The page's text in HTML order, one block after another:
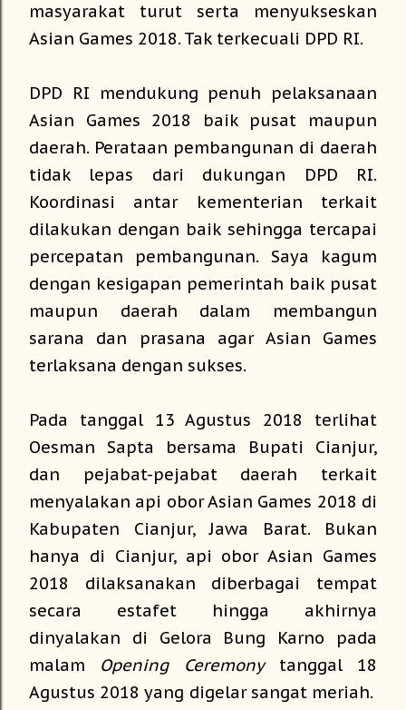
masyarakat turut serta menyukseskan
Asian Games 2018. Tak terkecuali DPD RI.
DPD RI mendukung penuh pelaksanaan
Asian Games 2018 baik pusat maupun
daerah. Perataan pembangunan di daerah
tidak lepas dari dukungan DPD RI.
Koordinasi antar kementerian terkait
dilakukan dengan baik sehingga tercapai
percepatan pembangunan. Saya kagum
dengan kesigapan pemerintah baik pusat
maupun daerah dalam membangun
sarana dan prasana agar Asian Games
terlaksana dengan sukses.
Pada tanggal 13 Agustus 2018 terlihat
Oesman Sapta bersama Bupati Cianjur,
dan pejabat-pejabat daerah terkait
menyalakan api obor Asian Games 2018 di
Kabupaten Cianjur, Jawa Barat. Bukan
hanya di Cianjur, api obor Asian Games
2018 dilaksanakan diberbagai tempat
secara estafet hingga akhirnya
dinyalakan di Gelora Bung Karno pada
malam Opening Ceremonytanggal 18
Agustus 2018 yang digelar sangat meriah.